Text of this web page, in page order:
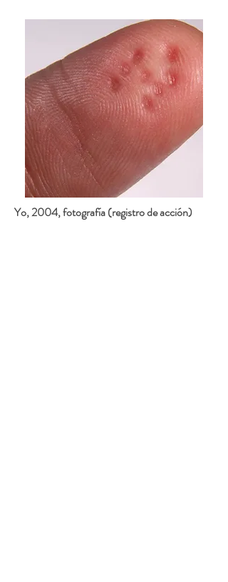
Yo, 2004, fotografía (registro de acción)